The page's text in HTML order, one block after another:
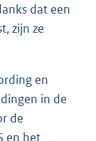
dat een
zijn ze
en
in de
de
en het